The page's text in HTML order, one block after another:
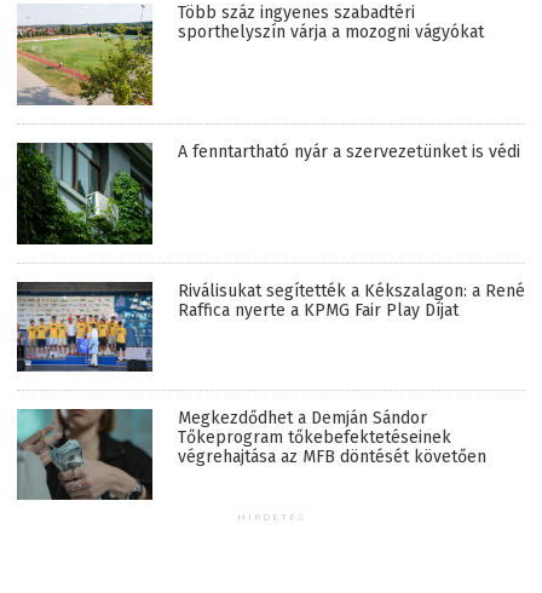
Több száz ingyenes szabadtéri
sporthelyszín várja a mozogni vágyókat
A fenntartható nyár a szervezetünket is védi
Riválisukat segítették a Kékszalagon: a René
Raffica nyerte a KPMG Fair Play Díjat
Megkezdődhet a Demján Sándor
Tőkeprogram tőkebefektetéseinek
végrehajtása az MFB döntését követően
HIRDETÉS